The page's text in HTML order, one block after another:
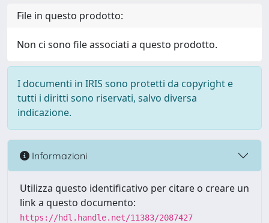
File in questo prodotto:
Non ci sono file associati a questo prodotto.
I documenti in IRIS sono protetti da copyright e
tutti i diritti sono riservati, salvo diversa
indicazione.
Informazioni
Utilizza questo identificativo per citare o creare un
link a questo documento:
https://hdl.handle.net/11383/2087427